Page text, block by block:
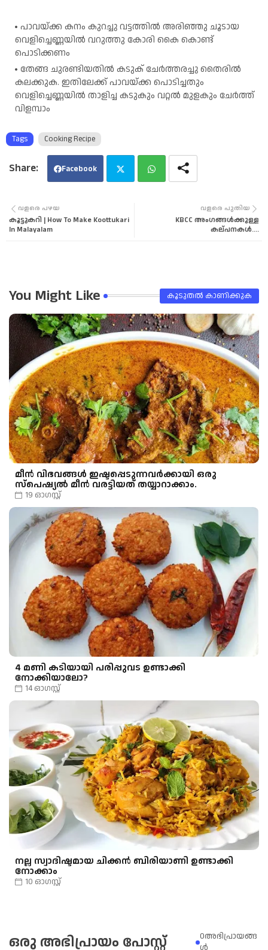
പാവയ്ക്ക കനം കുറച്ചു വട്ടത്തിൽ അരിഞ്ഞു ചൂടായ
വെളിച്ചെണ്ണയിൽ വറുത്തു കോരി കൈ കൊണ്ട്
പൊടിക്കണം
തേങ്ങ ചുരണ്ടിയതിൽ കടുക് ചേർത്തരച്ചു തൈരിൽ
കലക്കുക. ഇതിലേക്ക് പാവയ്ക്ക പൊടിച്ചതും
വെളിച്ചെണ്ണയിൽ താളിച്ച കടുകും വറ്റൽ മുളകും ചേർത്ത്
വിളമ്പാം
Tags Cooking Recipe
Facebook
tter
വളരെ പുതിയ
KBCC അംഗങ്ങൾക്കുള്ള
കല്പനകൾ....
വളരെ പഴയ
കൂട്ടുകറി | How To Make Koottukari
In Malayalam
You Might Like കൂടുതൽ‍ കാണിക്കുക
മീന്‍ വിഭവങ്ങള്‍ ഇഷ്ടപ്പെടുന്നവര്‍ക്കായി ഒരു
സ്പെഷ്യൽ മീന്‍ വരട്ടിയത് തയ്യാറാക്കാം.
19 ഓഗസ്റ്റ്
4 മണി കടിയായി പരിപ്പുവട ഉണ്ടാക്കി
നോക്കിയാലോ?
14 ഓഗസ്റ്റ്
നല്ല സ്വാദിഷ്ടമായ ചിക്കൻ ബിരിയാണി ഉണ്ടാക്കി
നോക്കാം
10 ഓഗസ്റ്റ്
ഒരു അഭിപ്രായം പോസ്റ്റ്
0അഭിപ്രായങ്ങ